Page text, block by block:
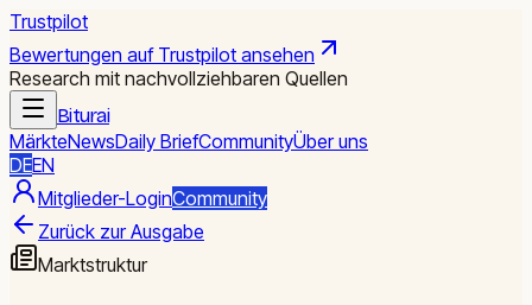
Trustpilot
Bewertungen auf Trustpilot ansehen
Research mit nachvollziehbaren Quellen
Biturai
MärkteNewsDaily BriefCommunityÜber uns
DEEN
Mitglieder-LoginCommunity
Zurück zur Ausgabe
Marktstruktur